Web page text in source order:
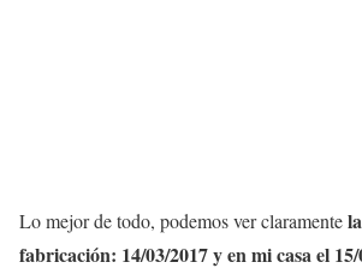
Lo mejor de todo, podemos ver claramente
fabricación: 14/03/2017 y en mi casa el